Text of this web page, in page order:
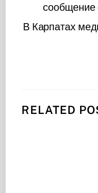
сообщение
В Карпатах
RELATED